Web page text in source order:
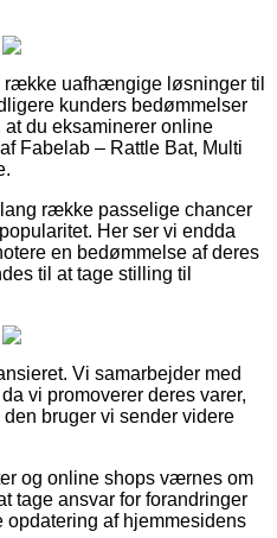
række uafhængige løsninger til
kunders bedømmelser
du eksaminerer online
Fabelab – Rattle Bat, Multi
række passelige chancer
Her ser vi endda
en bedømmelse af deres
til at tage stilling til
Vi samarbejder med
vi promoverer deres varer,
bruger vi sender videre
og online shops værnes om
tage ansvar for forandringer
af hjemmesidens